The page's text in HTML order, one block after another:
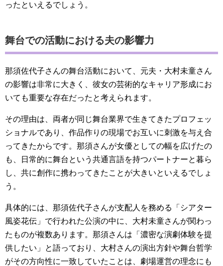
ったといえるでしょう。
舞台での活動における夫の影響力
那須佐代子さんの舞台活動において、元夫・大村未童さん
の影響は非常に大きく、彼女の芸術的なキャリア形成にお
いても重要な存在だったと考えられます。
その理由は、両者が同じ舞台業界で生きてきたプロフェッ
ショナルであり、作品作りの現場でお互いに刺激を与え合
ってきたからです。那須さんが女優としての幅を広げたの
も、日常的に舞台という共通言語を持つパートナーと暮ら
し、共に創作に携わってきたことが大きいといえるでしょ
う。
具体的には、那須佐代子さんが支配人を務める「シアター
風姿花伝」で行われた公演の中に、大村未童さんが関わっ
たものが複数あります。那須さんは「濃密な演劇体験を提
供したい」と語っており、大村さんの演出方針や舞台哲学
がその方向性に一致していたことは、劇場運営の理念にも